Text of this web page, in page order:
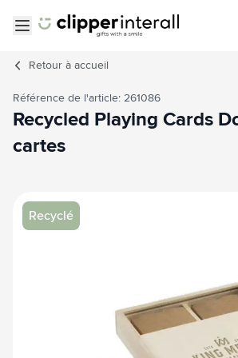
Retour à accueil
Recyclé
Image principale
Cliquez pour voir l'image en plein écran
Référence de l'article: 261086
Recycled Playing Cards
cartes